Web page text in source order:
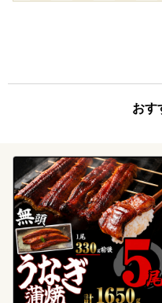
おす